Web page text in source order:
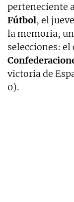
perteneciente
Fútbol, el
la memoria,
selecciones: el
victoria de
0).